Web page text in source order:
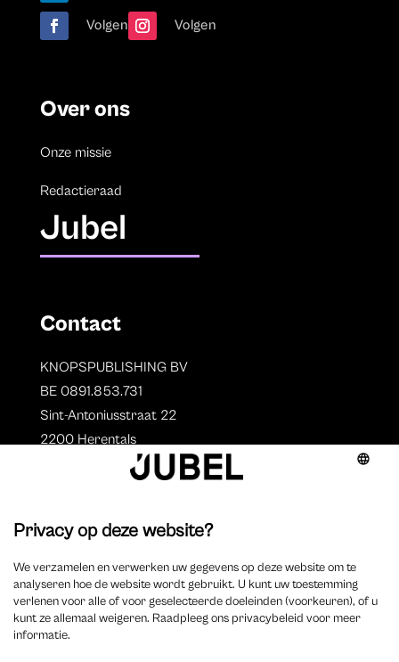
Volgen Volgen
Over ons
Onze missie
Redactieraad
Jubel
Contact
KNOPSPUBLISHING BV
BE 0891.853.731
Sint-Antoniusstraat 22
2200 Herentals
Auteurs
Overzicht auteurs
Auteur worden?